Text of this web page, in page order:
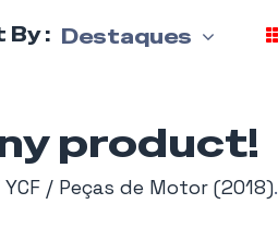
By : Destaques
product!
/ Peças de Motor (2018).